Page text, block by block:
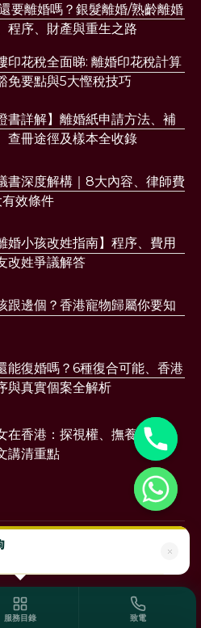
費評估
服務目錄 致電
要離婚嗎？銀髮離婚/熟齡離婚
程序、財產與重生之路
印花稅全面睇: 離婚印花稅計算
免要點與5大慳稅技巧
書詳解】離婚紙申請方法、補
查冊途徑及樣本全收錄
書深度解構｜8大內容、律師費
效條件
婚小孩改姓指南】程序、費用
改姓爭議解答
跟邊個？香港寵物歸屬你要知
能復婚嗎？6種復合可能、香港
與真實個案全解析
在香港：探視權、撫養權點樣
講清重點